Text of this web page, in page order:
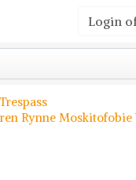
Login
Trespass
Rynne Moskitofobie